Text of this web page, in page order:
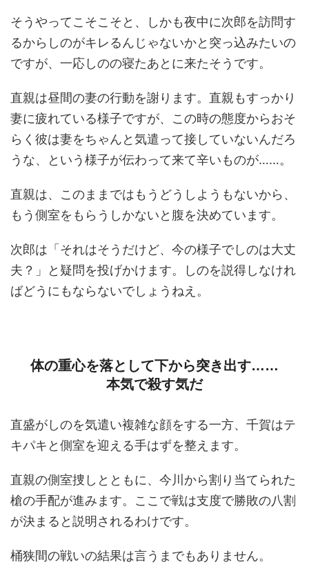
そうやってこそこそと、しかも夜中に次郎を訪問す
るからしのがキレるんじゃないかと突っ込みたいの
ですが、一応しのの寝たあとに来たそうです。
直親は昼間の妻の行動を謝ります。直親もすっかり
妻に疲れている様子ですが、この時の態度からおそ
らく彼は妻をちゃんと気遣って接していないんだろ
うな、という様子が伝わって来て辛いものが……。
直親は、このままではもうどうしようもないから、
もう側室をもらうしかないと腹を決めています。
次郎は「それはそうだけど、今の様子でしのは大丈
夫？」と疑問を投げかけます。しのを説得しなけれ
ばどうにもならないでしょうねえ。
体の重心を落として下から突き出す……
本気で殺す気だ
直盛がしのを気遣い複雑な顔をする一方、千賀はテ
キパキと側室を迎える手はずを整えます。
直親の側室捜しとともに、今川から割り当てられた
槍の手配が進みます。ここで戦は支度で勝敗の八割
が決まると説明されるわけです。
桶狭間の戦いの結果は言うまでもありません。